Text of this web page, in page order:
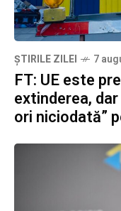
ȘTIRILE ZILEI 7
FT: UE este
extinderea,
ori niciodată”